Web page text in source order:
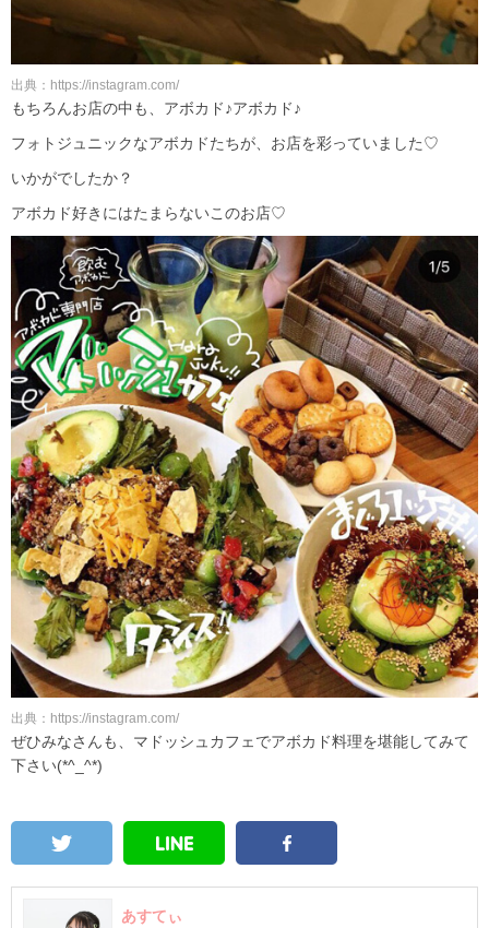
出典：https://instagram.com/
もちろんお店の中も、アボカド♪アボカド♪
フォトジュニックなアボカドたちが、お店を彩っていました♡
いかがでしたか？
アボカド好きにはたまらないこのお店♡
出典：https://instagram.com/
ぜひみなさんも、マドッシュカフェでアボカド料理を堪能してみて
下さい(*^_^*)
あすてぃ